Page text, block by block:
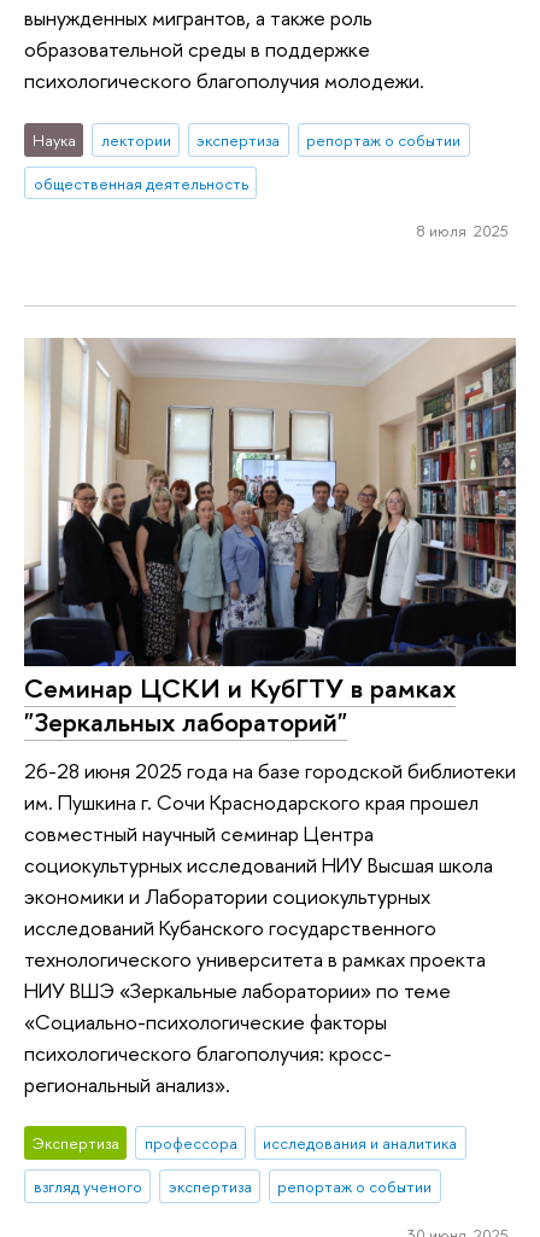
вынужденных мигрантов, а также роль
образовательной среды в поддержке
психологического благополучия молодежи.
Наука лектории экспертиза
репортаж о событии
общественная деятельность
8 июля 2025
Семинар ЦСКИ и КубГТУ в рамках
"Зеркальных лабораторий"
26-28 июня 2025 года на базе городской библиотеки
им. Пушкина г. Сочи Краснодарского края прошел
совместный научный семинар Центра
социокультурных исследований НИУ Высшая школа
экономики и Лаборатории социокультурных
исследований Кубанского государственного
технологического университета в рамках проекта
НИУ ВШЭ «Зеркальные лаборатории» по теме
«Социально-психологические факторы
психологического благополучия: кросс-
региональный анализ».
Экспертиза профессора
исследования и аналитика
взгляд ученого
экспертиза репортаж о событии